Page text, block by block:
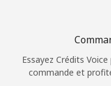
Essayez Crédits
commande et